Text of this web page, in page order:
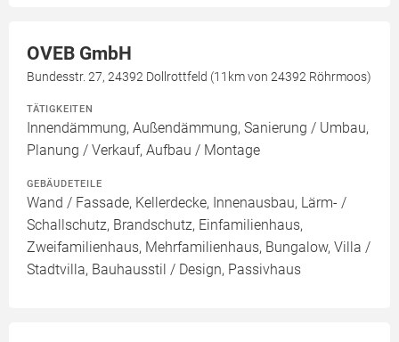
OVEB GmbH
Bundesstr. 27, 24392 Dollrottfeld (11km von 24392 Röhrmoos)
TÄTIGKEITEN
Innendämmung, Außendämmung, Sanierung / Umbau,
Planung / Verkauf, Aufbau / Montage
GEBÄUDETEILE
Wand / Fassade, Kellerdecke, Innenausbau, Lärm- /
Schallschutz, Brandschutz, Einfamilienhaus,
Zweifamilienhaus, Mehrfamilienhaus, Bungalow, Villa /
Stadtvilla, Bauhausstil / Design, Passivhaus